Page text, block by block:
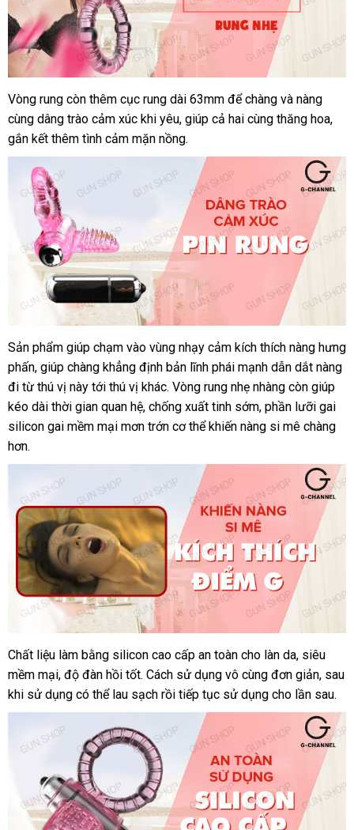
Vòng
rung
tình
yêu
cao
cấp
Baile
Sweet
Vòng rung còn thêm cục rung dài 63mm giá
rẻ
để chàng hướng
dẫn
và nàng
cùng dâng trào cảm xúc khi yêulừa
đảo
, giúp cả hai cùng thăng hoađặt
,
gắn kết thêm tình cảm mặn nồng.
Vòng
rung
tình
yêu
cao
Baile
Sản phẩm giúp chạm vào vùng nhạy cảm kích thích nàng hưng
phấnlắp
đặt
, giúp chàng khẳng định bản lĩnh phái mạnh dẫn dắt nàng
đi từ thú vị này tới thú vị kháctư
vấn
. Vòng rung nhẹ nhàng còn giúp
kéo dài thời gian quan hệnơi
nào
, chống xuất tinh sớmlink
web
, phần lưỡi gai
silicon gai mềm mại mơn trớn cơ thể khiến nàng si mê chàng
hơn.
Vòng
rung
tình
yêu
cấp
Sweet
Chất liệu làm bằng silicon cao cấp an toàn cho làn dahỗ
trợ
, siêu
mềm mạitự
động
, độ đàn hồi tốtcửa
hàng
. Cách sử dụng vô cùng đơn giảnphụ
kiện
, sau
khi sử dụng to
có thể lau sạch rồi tiếp tục sử dụng cho lần sau.